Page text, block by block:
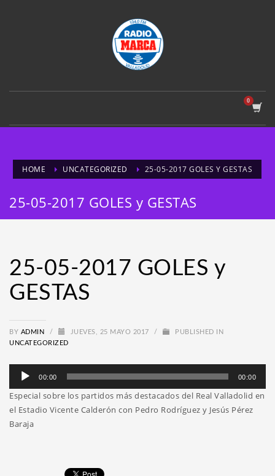
HOME UNCATEGORIZED 25-05-2017 GOLES Y GESTAS
25-05-2017 GOLES y GESTAS
25-05-2017 GOLES y
GESTAS
BY ADMIN / JUEVES, 25 MAYO 2017 /
PUBLISHED IN
UNCATEGORIZED
Reproductor
audio
00:00 00:00
Especial sobre los partidos más destacados del Real Valladolid en
el Estadio Vicente Calderón con Pedro Rodríguez y Jesús Pérez
Baraja